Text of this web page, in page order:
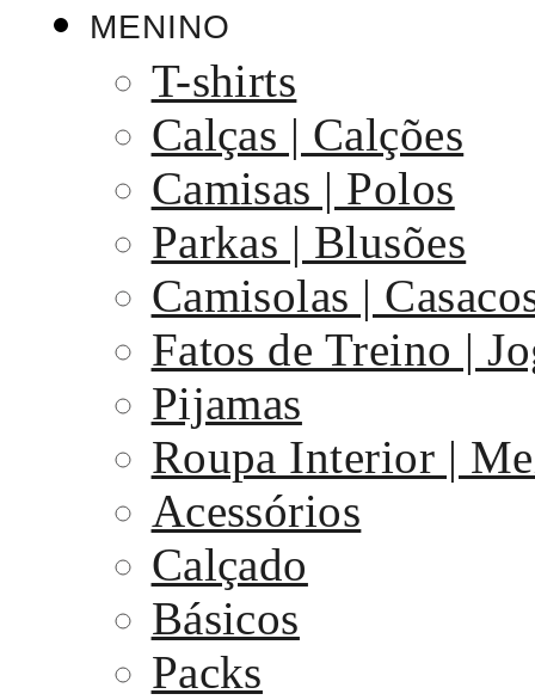
MENINO
T-shirts
Calças | Calções
Camisas | Polos
Parkas | Blusões
Camisolas |
Fatos de Treino |
Pijamas
Roupa Interior |
Acessórios
Calçado
Básicos
Packs